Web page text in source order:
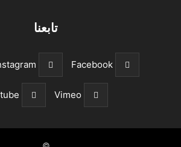
تابعنا
Facebook
Vimeo